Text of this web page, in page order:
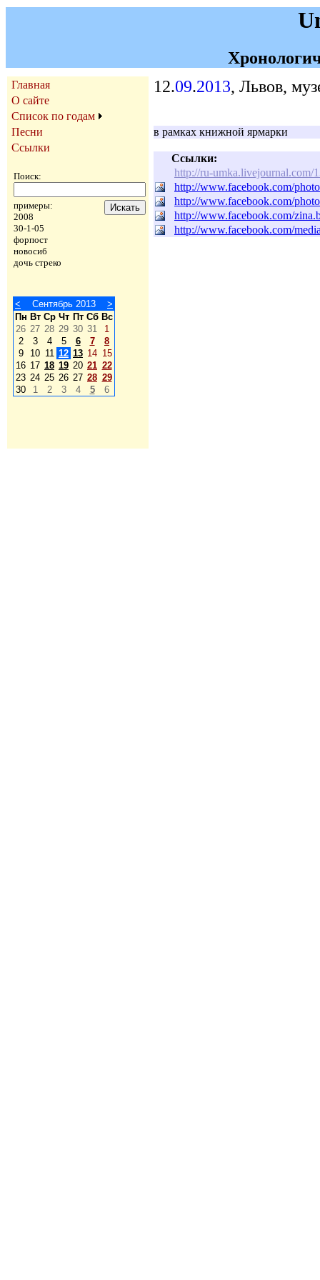
Главная
О сайте
Список по годам
Песни
Ссылки
Поиск:
примеры:
2008
30-1-05
форпост
новосиб
дочь стреко
< Сентябрь 2013
>
Пн Вт Ср Чт Пт Сб Вс
26 27 28 29 30 31
1
2
3 4 5 6 7
8
9
10 11 12 13 14 15
16 17 18 19 20 21 22
23 24 25 26 27 28 29
30
1 2 3 4 5 6
12.09.2013, Львов,
в рамках книжной ярмарки
Ссылки:
http://ru-umka.livejournal.com/
http://www.facebook.com/
http://www.facebook.com/
http://www.facebook.com/
http://www.facebook.com/